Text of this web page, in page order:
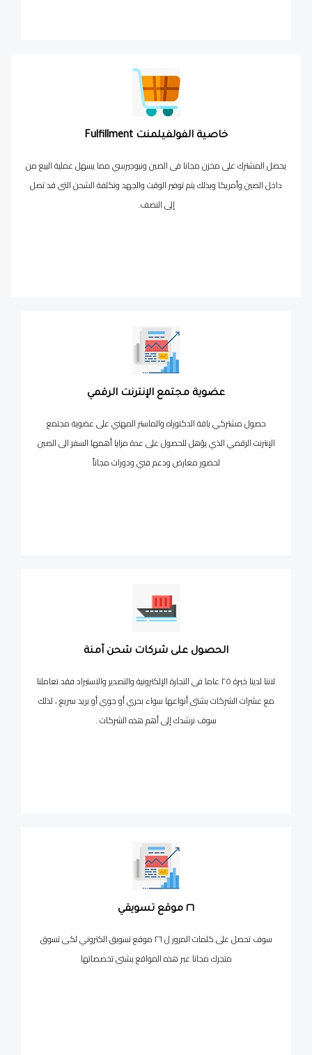
خاصية الفولفيلمنت Fulfillment
يحصل المشترك على مخزن مجانا فى الصين ونيوجيرسي مما يسهل عملية البيع من
داخل الصين وأمريكا وبذلك يتم توفير الوقت والجهد وتكلفة الشحن التى قد تصل
إلى النصف.
عضوية مجتمع الإنترنت الرقمي
حصول مشتركي باقة الدكتوراه والماستر المهني على عضوية مجتمع
الإنترنت الرقمي الذي يؤهل للحصول على عدة مزايا أهمها السفر الى الصين
لحضور معارض ودعم فني ودورات مجاناً
الحصول على شركات شحن آمنة
لاننا لدينا خبرة ٢٥ عاما فى التجارة الإلكترونية والتصدير والاستيراد فقد تعاملنا
مع عشرات الشركات بشتى أنواعها سواء بحري أو جوي أو بريد سريع ، لذلك
سوف نرشدك إلى أهم هذه الشركات .
٢٦ موقع تسويقي
سوف تحصل على كلمات المرور ل ٢٦ موقع تسويق الكتروني لكى تسوق
متجرك مجانا عبر هذه المواقع بشتى تخصصاتها